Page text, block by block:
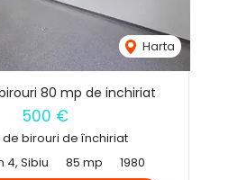
Harta
80 mp de inchiriat
500 €
de birouri de închiriat
4, Sibiu
85 mp 1980